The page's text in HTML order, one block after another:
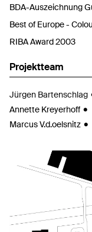
BDA-Auszeichnung
Best of Europe -
RIBA Award 2003
Projektteam
Jürgen Bartenschlag
Annette Kreyerhoff
Marcus V.d.oelsnitz